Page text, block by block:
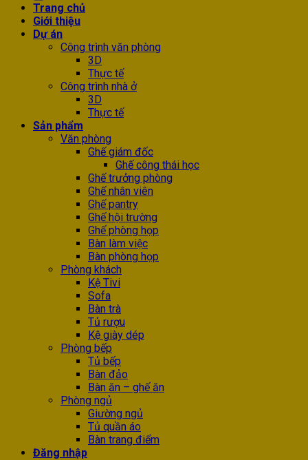
Trang chủ
Giới thiệu
Dự án
Công trình văn phòng
3D
Thực tế
Công trình nhà ở
3D
Thực tế
Sản phẩm
Văn phòng
Ghế giám đốc
Ghế công thái học
Ghế trưởng phòng
Ghế nhân viên
Ghế pantry
Ghế hội trường
Ghế phòng họp
Bàn làm việc
Bàn phòng họp
Phòng khách
Kệ Tivi
Sofa
Bàn trà
Tủ rượu
Kệ giày dép
Phòng bếp
Tủ bếp
Bàn đảo
Bàn ăn – ghế ăn
Phòng ngủ
Giường ngủ
Tủ quần áo
Bàn trang điểm
Đăng nhập